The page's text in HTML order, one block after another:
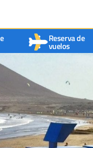
Reserva de
vuelos